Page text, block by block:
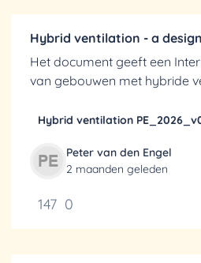
Hybrid ventilation - a
Het document geeft een
van gebouwen met hybride
Hybrid ventilation
Peter van den Engel
2 maanden geleden
147 0